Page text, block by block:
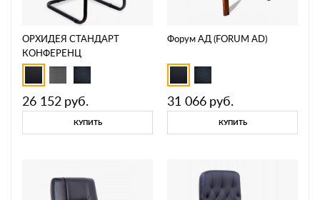
ОРХИДЕЯ СТАНДАРТ
КОНФЕРЕНЦ
26 152 руб.
КУПИТЬ
Форум АД (FORUM АD)
31 066 руб.
КУПИТЬ